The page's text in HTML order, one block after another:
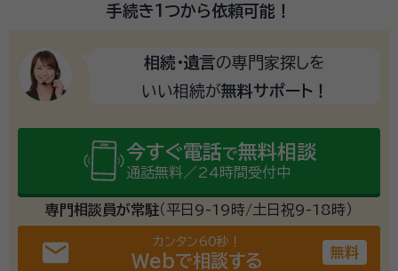
手続き1つから依頼可能！
相続・遺言の専門家探しを
いい相続が無料サポート！
今すぐ電話で無料相談
通話無料／24時間受付中
専門相談員が常駐（平日9-19時/土日祝9-18時）
email カンタン60秒！
Webで相談する 無料